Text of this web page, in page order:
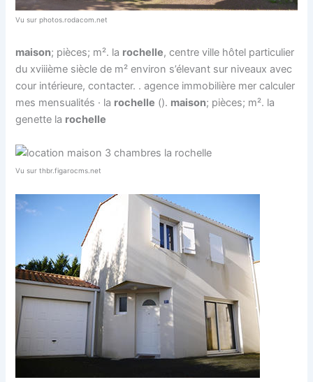
Vu sur photos.rodacom.net
maison; pièces; m². la rochelle, centre ville hôtel particulier
du xviiième siècle de m² environ s’élevant sur niveaux avec
cour intérieure, contacter. . agence immobilière mer calculer
mes mensualités · la rochelle (). maison; pièces; m². la
genette la rochelle
Vu sur thbr.figarocms.net